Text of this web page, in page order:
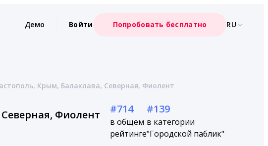
Демо Войти Попробовать бесплатно RU
Крым, Балаклава, Северная, Фиолент
Фиолент #714
в общем
рейтинге
#139
в категории
"Городской паблик"